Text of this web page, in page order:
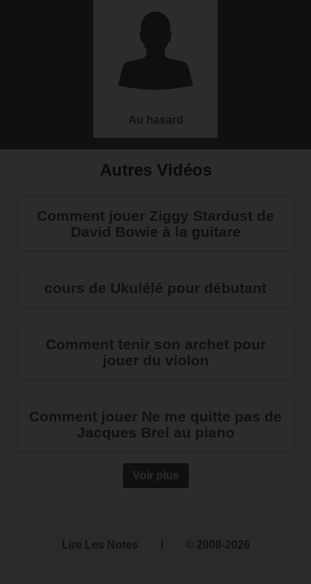
Au hasard
Autres Vidéos
Comment jouer Ziggy Stardust de
David Bowie à la guitare
cours de Ukulélé pour débutant
Comment tenir son archet pour
jouer du violon
Comment jouer Ne me quitte pas de
Jacques Brel au piano
Voir plus
Lire Les Notes © 2008-2026